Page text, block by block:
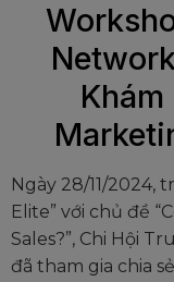
Ngày 28/11/2024,
Elite” với chủ đề
Sales?”, Chi Hội
đã tham gia chia